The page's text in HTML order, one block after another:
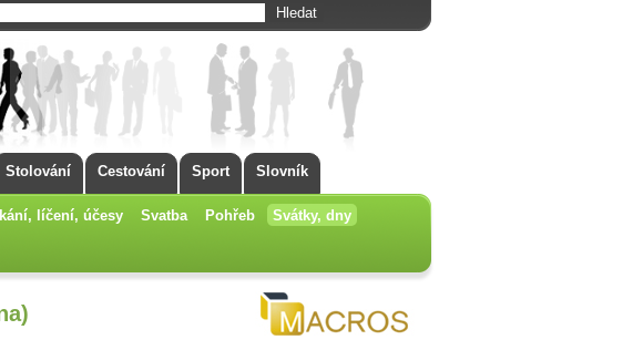
Stolování Cestování Sport Slovník
líčení, účesy Svatba Pohřeb
Svátky, dny